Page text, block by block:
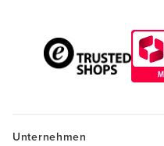
Unternehmen